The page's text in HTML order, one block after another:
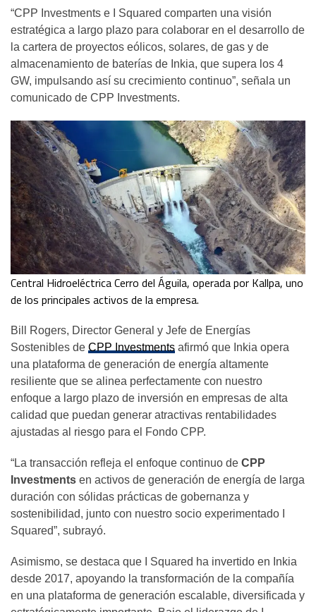
“CPP Investments e I Squared comparten una visión
estratégica a largo plazo para colaborar en el desarrollo de
la cartera de proyectos eólicos, solares, de gas y de
almacenamiento de baterías de Inkia, que supera los 4
GW, impulsando así su crecimiento continuo”, señala un
comunicado de CPP Investments.
Central Hidroeléctrica Cerro del Águila, operada por Kallpa, uno
de los principales activos de la empresa.
Bill Rogers, Director General y Jefe de Energías
Sostenibles de CPP Investments afirmó que Inkia opera
una plataforma de generación de energía altamente
resiliente que se alinea perfectamente con nuestro
enfoque a largo plazo de inversión en empresas de alta
calidad que puedan generar atractivas rentabilidades
ajustadas al riesgo para el Fondo CPP.
“La transacción refleja el enfoque continuo de CPP
Investments en activos de generación de energía de larga
duración con sólidas prácticas de gobernanza y
sostenibilidad, junto con nuestro socio experimentado I
Squared”, subrayó.
Asimismo, se destaca que I Squared ha invertido en Inkia
desde 2017, apoyando la transformación de la compañía
en una plataforma de generación escalable, diversificada y